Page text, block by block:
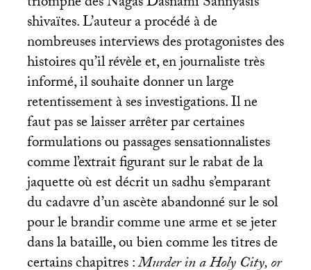
shivaïtes. L’auteur a procédé à de
nombreuses interviews des protagonistes des
histoires qu’il révèle et, en journaliste très
informé, il souhaite donner un large
retentissement à ses investigations. Il ne
faut pas se laisser arrêter par certaines
formulations ou passages sensationnalistes
comme l’extrait figurant sur le rabat de la
jaquette où est décrit un sadhu s’emparant
du cadavre d’un ascète abandonné sur le sol
pour le brandir comme une arme et se jeter
dans la bataille, ou bien comme les titres de
certains chapitres :Murder in a Holy City, or